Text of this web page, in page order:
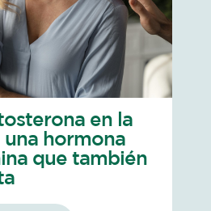
en la
una hormona
que también